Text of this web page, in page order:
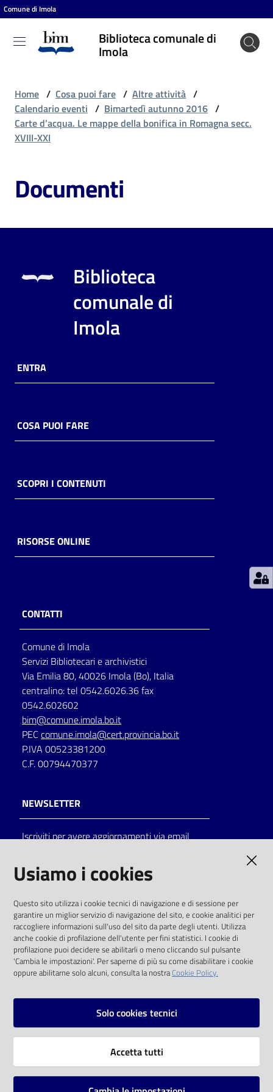
Vai al contenuto
Vai alla navigazione
Vai al footer
Comune di Imola
Biblioteca comunale di
Imola
Biblioteca
comunale
Entra
Cosa
puoi
Archivio
Decentrate
lettura
Seguici
su
Catalogo
Eventi
Chiedi al
bibliotecario
Avvisi
Home / Cosa puoi fare / Altre attività /
Calendario eventi / Bimartedì autunno 2016 /
Carte d’acqua. Le mappe della bonifica in Romagna secc.
XVIII-XXI
Documenti
Biblioteca
comunale di
Imola
ENTRA
COSA PUOI FARE
SCOPRI I CONTENUTI
RISORSE ONLINE
CONTATTI
Comune di Imola
Servizi Bibliotecari e archivistici
Via Emilia 80, 40026 Imola (Bo), Italia
centralino: tel 0542.6026.36 fax
0542.602602
bim@comune.imola.bo.it
PEC comune.imola@cert.provincia.bo.it
P.IVA 00523381200
C.F. 00794470377
NEWSLETTER
Iscriviti per avere aggiornamenti via email
solo alle condizioni previste dalla direttiva
comunitaria 2003/98/CE e dal d.lgs. 36/2006
SOCIAL
Instagram
Vai alla pagina
Usiamo i cookies
Questo sito utilizza i cookie tecnici di navigazione e di sessione per
garantire un miglior servizio di navigazione del sito, e cookie analitici per
raccogliere informazioni sull'uso del sito da parte degli utenti. Utilizza
anche cookie di profilazione dell'utente per fini statistici. I cookie di
profilazione puoi decidere se abilitarli o meno cliccando sul pulsante
'Cambia le impostazioni'. Per saperne di più su come disabilitare i cookie
oppure abilitarne solo alcuni, consulta la nostraCookie Policy.
Solo cookies tecnici
Accetta tutti